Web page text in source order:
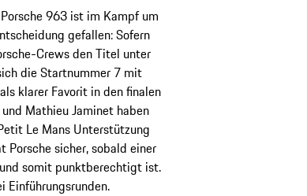
963 ist im Kampf um
gefallen: Sofern
Crews den Titel unter
die Startnummer 7 mit
klarer Favorit in den finalen
Mathieu Jaminet haben
Le Mans Unterstützung
Porsche sicher, sobald einer
somit punktberechtigt ist.